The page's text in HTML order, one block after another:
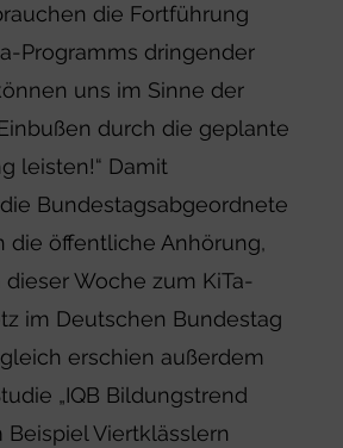
die Fortführung
Programms dringender
uns im Sinne der
durch die geplante
leisten!“ Damit
Bundestagsabgeordnete
die öffentliche Anhörung,
Woche zum KiTa-
im Deutschen Bundestag
erschien außerdem
„IQB Bildungstrend
Beispiel Viertklässlern